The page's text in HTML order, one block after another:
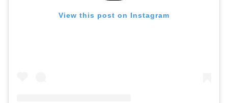
View this post on Instagram